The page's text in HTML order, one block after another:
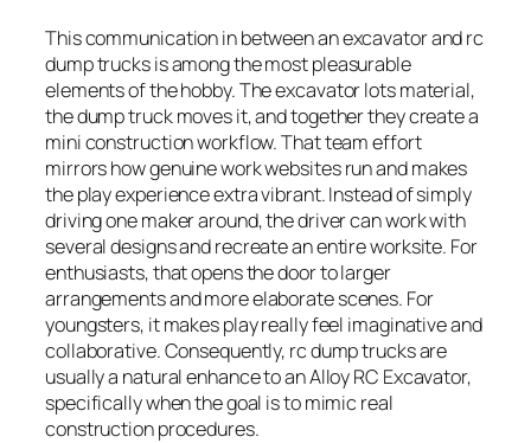
This communication in between an excavator and rc
dump trucks is among the most pleasurable
elements of the hobby. The excavator lots material,
the dump truck moves it, and together they create a
mini construction workflow. That team effort
mirrors how genuine work websites run and makes
the play experience extra vibrant. Instead of simply
driving one maker around, the driver can work with
several designs and recreate an entire worksite. For
enthusiasts, that opens the door to larger
arrangements and more elaborate scenes. For
youngsters, it makes play really feel imaginative and
collaborative. Consequently, rc dump trucks are
usually a natural enhance to an Alloy RC Excavator,
specifically when the goal is to mimic real
construction procedures.